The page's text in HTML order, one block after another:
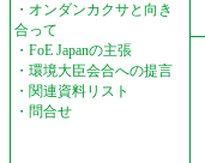
・ オンダンカクサと向き
合って
・ FoE Japanの主張
・ 環境大臣会合への提言
・ 関連資料リスト
・ 問合せ